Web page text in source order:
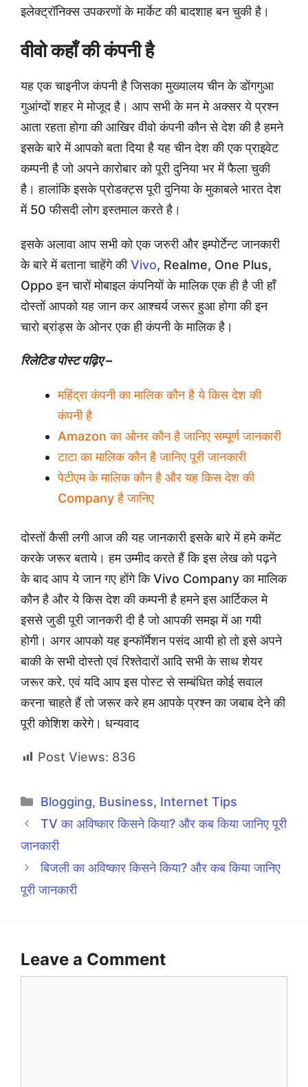
इलेक्ट्रॉनिक्स उपकरणों के मार्केट की बादशाह बन चुकी है।
वीवो कहाँ की कंपनी है
यह एक चाइनीज कंपनी है जिसका मुख्यालय चीन के डोंगगुआ
गुआंग्दों शहर मे मोजूद है। आप सभी के मन मे अक्सर ये प्रश्न
आता रहता होगा की आखिर वीवो कंपनी कौन से देश की है हमने
इसके बारे में आपको बता दिया है यह चीन देश की एक प्राइवेट
कम्पनी है जो अपने कारोबार को पूरी दुनिया भर में फैला चुकी
है। हालांकि इसके प्रोडक्ट्स पूरी दुनिया के मुकाबले भारत देश
में 50 फीसदी लोग इस्तमाल करते है।
इसके अलावा आप सभी को एक जरुरी और इम्पोर्टेन्ट जानकारी
के बारे में बताना चाहेंगे कीVivo, Realme, One Plus,
Oppo इन चारों मोबाइल कंपनियों के मालिक एक ही है जी हाँ
दोस्तों आपको यह जान कर आश्चर्य जरूर हुआ होगा की इन
चारो ब्रांड्स के ओनर एक ही कंपनी के मालिक है।
रिलेटिड पोस्ट पढ़िए –
महिंद्रा कंपनी का मालिक कौन है ये किस देश की
कंपनी है
Amazon का ओनर कौन है जानिए सम्पूर्ण जानकारी
टाटा का मालिक कौन है जानिए पूरी जानकारी
पेटीएम के मालिक कौन है और यह किस देश की
Company है जानिए
दोस्तों कैसी लगी आज की यह जानकारी इसके बारे में हमे कमेंट
करके जरूर बताये। हम उम्मीद करते हैं कि इस लेख को पढ़ने
के बाद आप ये जान गए होंगे कि Vivo Company का मालिक
कौन है और ये किस देश की कम्पनी है हमने इस आर्टिकल मे
इससे जुडी पूरी जानकरी दी है जो आपकी समझ में आ गयी
होगी। अगर आपको यह इन्फॉर्मेशन पसंद आयी हो तो इसे अपने
बाकी के सभी दोस्तो एवं रिश्तेदारों आदि सभी के साथ शेयर
जरूर करे. एवं यदि आप इस पोस्ट से सम्बंधित कोई सवाल
करना चाहते हैं तो जरूर करे हम आपके प्रश्न का जबाब देने की
पूरी कोशिश करेगे। धन्यवाद
Post Views: 836
Categories
Blogging, Business, Internet Tips
TV का अविष्कार किसने किया? और कब किया जानिए पूरी
जानकारी
बिजली का अविष्कार किसने किया? और कब किया जानिए
पूरी जानकारी
Leave a Comment